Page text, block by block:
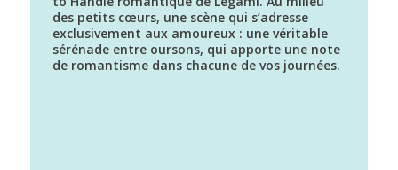
des petits cœurs, une scène qui s’adresse
exclusivement aux amoureux : une véritable
sérénade entre oursons, qui apporte une note
de romantisme dans chacune de vos journées.